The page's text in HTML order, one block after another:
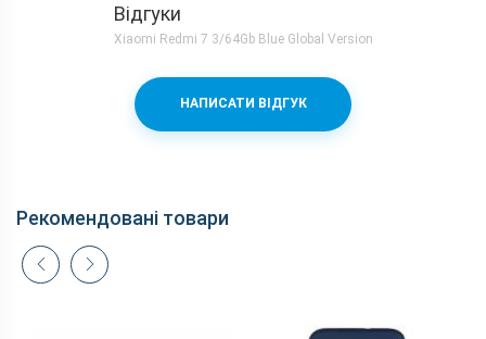
Qualcomm Snapdragon 632 + Adreno
506
Спалах
Відгуки
Xiaomi Redmi 7 3/64Gb Blue Global Version
НАПИСАТИ ВІДГУК
Рекомендовані товари